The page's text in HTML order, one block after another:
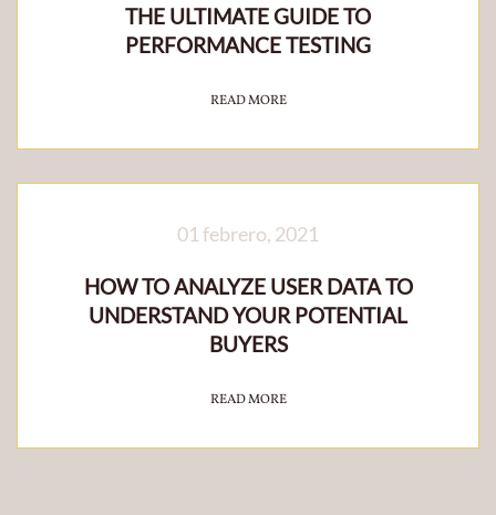
THE ULTIMATE GUIDE TO
PERFORMANCE TESTING
READ MORE
01 febrero, 2021
HOW TO ANALYZE USER DATA TO
UNDERSTAND YOUR POTENTIAL
BUYERS
READ MORE